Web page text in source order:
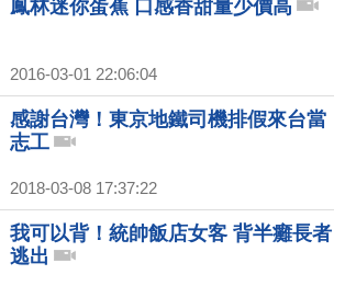
鳳林迷你蛋蕉 口感香甜量少價高
2016-03-01 22:06:04
感謝台灣！東京地鐵司機排假來台當
志工
2018-03-08 17:37:22
我可以背！統帥飯店女客 背半癱長者
逃出